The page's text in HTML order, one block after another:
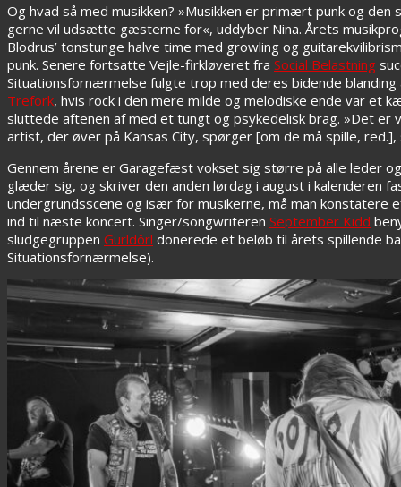
Og hvad så med musikken? »Musikken er primært punk og
gerne vil udsætte gæsterne for«, uddyber Nina. Årets
Blodrus’ tonstunge halve time med growling og
punk. Senere fortsatte Vejle-firkløveret fra Social Belastning
Situationsfornærmelse fulgte trop med deres bidende
Trefork, hvis rock i den mere milde og melodiske ende var et
sluttede aftenen af med et tungt og psykedelisk brag. »Det
artist, der øver på Kansas City, spørger [om de må spille,
Gennem årene er Garagefæst vokset sig større på alle leder
glæder sig, og skriver den anden lørdag i august i kalenderen
undergrundsscene og især for musikerne, må man
ind til næste koncert. Singer/songwriteren September Kidd
sludgegruppen Gurldörl donerede et beløb til årets spillende
Situationsfornærmelse).